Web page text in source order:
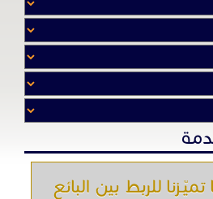
تميّـزنا للربط بين البائع